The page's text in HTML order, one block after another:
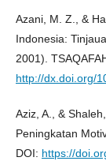
Azani, M. Z., &
Indonesia:
2001).
http://dx.doi.org/
Aziz, A., &
Peningkatan
DOI: https://